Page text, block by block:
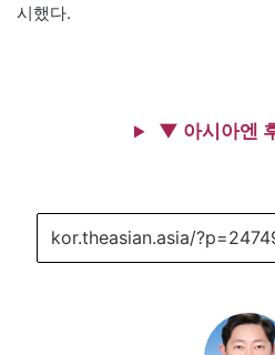
시했다.
▼ 아시아엔